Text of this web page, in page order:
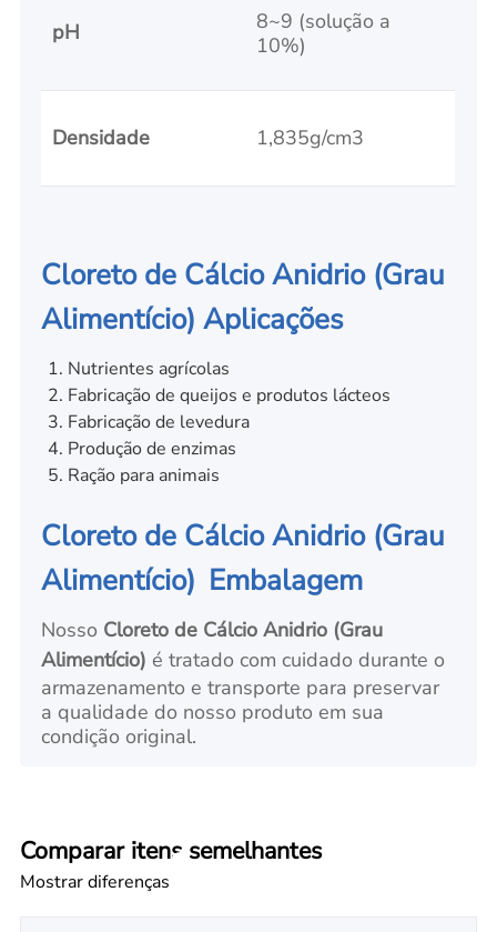
pH
8~9 (solução a
10%)
Densidade 1,835g/cm3
Cloreto de Cálcio Anidrio (Grau
Alimentício) Aplicações
Nutrientes agrícolas
Fabricação de queijos e produtos lácteos
Fabricação de levedura
Produção de enzimas
Ração para animais
Cloreto de Cálcio Anidrio (Grau
Alimentício) Embalagem
Nosso Cloreto de Cálcio Anidrio (Grau
Alimentício) é tratado com cuidado durante o
armazenamento e transporte para preservar
a qualidade do nosso produto em sua
condição original.
Comparar itens semelhantes
Mostrar diferenças